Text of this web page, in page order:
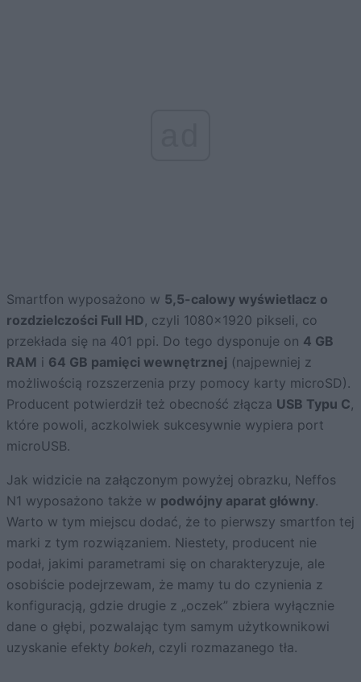
Smartfon wyposażono w 5,5-calowy wyświetlacz o
rozdzielczości Full HD, czyli 1080×1920 pikseli, co
przekłada się na 401 ppi. Do tego dysponuje on 4 GB
RAM i 64 GB pamięci wewnętrznej (najpewniej z
możliwością rozszerzenia przy pomocy karty microSD).
Producent potwierdził też obecność złącza USB Typu C,
które powoli, aczkolwiek sukcesywnie wypiera port
microUSB.
Jak widzicie na załączonym powyżej obrazku, Neffos
N1 wyposażono także w podwójny aparat główny.
Warto w tym miejscu dodać, że to pierwszy smartfon tej
marki z tym rozwiązaniem. Niestety, producent nie
podał, jakimi parametrami się on charakteryzuje, ale
osobiście podejrzewam, że mamy tu do czynienia z
konfiguracją, gdzie drugie z „oczek” zbiera wyłącznie
dane o głębi, pozwalając tym samym użytkownikowi
uzyskanie efekty bokeh, czyli rozmazanego tła.